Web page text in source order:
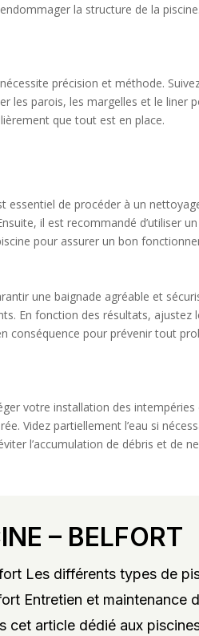
la structure de la
précision et méthode.
parois, les margelles et le liner
que tout est en place.
de procéder à un
il est recommandé d’utiliser
pour assurer un bon
une baignade agréable et
En fonction des résultats,
conséquence pour prévenir tout
votre installation des
Videz partiellement l’eau si
l’accumulation de débris et de
– BELFORT
Les différents types de
Entretien et maintenance
cet article dédié aux